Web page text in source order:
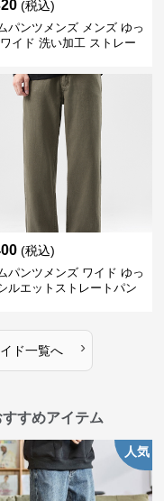
(税込)
パンツメンズ メンズ ゆっ
イド 洗い加工 ストレー
(税込)
パンツメンズ ワイド ゆっ
ルエットストレートパン
ド一覧へ ›
すめアイテム
人気